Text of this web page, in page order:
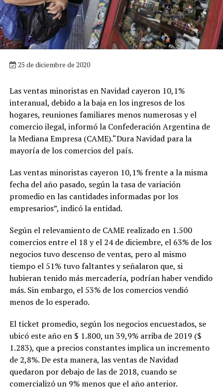
25 de diciembre de 2020
Las ventas minoristas en Navidad cayeron 10,1%
interanual, debido a la baja en los ingresos de los
hogares, reuniones familiares menos numerosas y el
comercio ilegal, informó la Confederación Argentina de
la Mediana Empresa (CAME).“Dura Navidad para la
mayoría de los comercios del país.
Las ventas minoristas cayeron 10,1% frente a la misma
fecha del año pasado, según la tasa de variación
promedio en las cantidades informadas por los
empresarios”, indicó la entidad.
Según el relevamiento de CAME realizado en 1.500
comercios entre el 18 y el 24 de diciembre, el 63% de los
negocios tuvo descenso de ventas, pero al mismo
tiempo el 51% tuvo faltantes y señalaron que, si
hubieran tenido más mercadería, podrían haber vendido
más. Sin embargo, el 53% de los comercios vendió
menos de lo esperado.
El ticket promedio, según los negocios encuestados, se
ubicó este año en $ 1.800, un 39,9% arriba de 2019 ($
1.283), que a precios constantes implica un incremento
de 2,8%. De esta manera, las ventas de Navidad
quedaron por debajo de las de 2018, cuando se
comercializó un 9% menos que el año anterior.